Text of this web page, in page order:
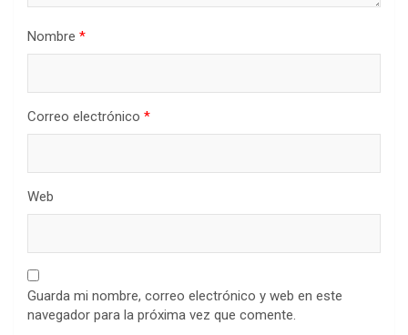
Nombre *
Correo electrónico *
Web
Guarda mi nombre, correo electrónico y web en este
navegador para la próxima vez que comente.